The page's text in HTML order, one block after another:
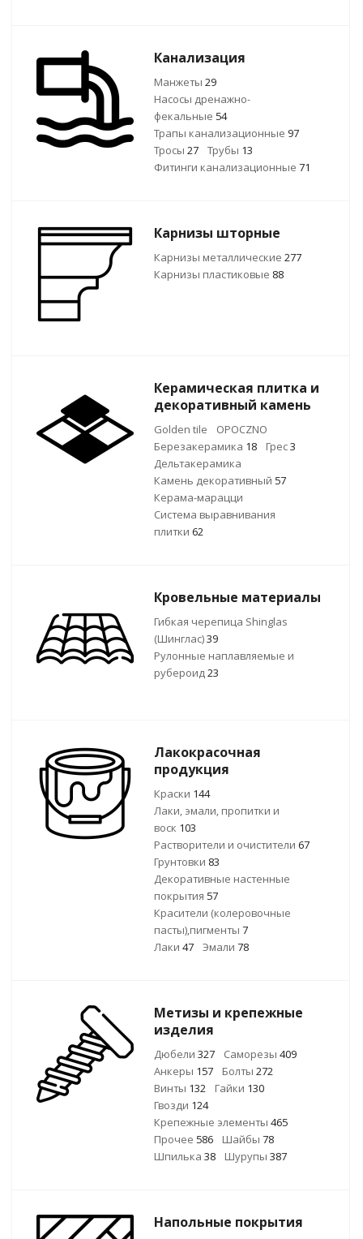
Канализация
Манжеты 29
Насосы дренажно-
фекальные 54
Трапы канализационные 97
Тросы 27 Трубы 13
Фитинги канализационные 71
Карнизы шторные
Карнизы металлические 277
Карнизы пластиковые 88
Керамическая плитка и
декоративный камень
Golden tile
OPOCZNO
Березакерамика 18 Грес3
Дельтакерамика
Камень декоративный 57
Керама-марацци
Система выравнивания
плитки 62
Кровельные материалы
Гибкая черепица Shinglas
(Шинглас)39
Рулонные наплавляемые и
рубероид23
Лакокрасочная
продукция
Краски 144
Лаки, эмали, пропитки и
воск 103
Растворители и очистители 67
Грунтовки 83
Декоративные настенные
покрытия 57
Красители (колеровочные
пасты),пигменты 7
Лаки 47 Эмали 78
Метизы и крепежные
изделия
Дюбели 327 Саморезы 409
Анкеры 157 Болты 272
Винты 132 Гайки 130
Гвозди 124
Крепежные элементы 465
Прочее 586 Шайбы 78
Шпилька 38 Шурупы 387
Напольные покрытия